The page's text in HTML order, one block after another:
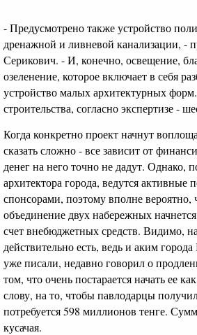
- Предусмотрено также устройство
дренажной и ливневой канализации, -
Серикович. - И, конечно, освещение,
озеленение, которое включает в себя
устройство малых архитектурных
строительства, согласно экспертизе -
Когда конкретно проект начнут
сказать сложно - все зависит от
денег на него точно не дадут. Однако,
архитектора города, ведутся активные
спонсорами, поэтому вполне вероятно,
объединение двух набережных
счет внебюджетных средств. Видимо,
действительно есть, ведь и аким
уже писали, недавно говорил о
том, что очень постарается начать ее
слову, на то, чтобы павлодарцы
потребуется 598 миллионов тенге.
кусачая.